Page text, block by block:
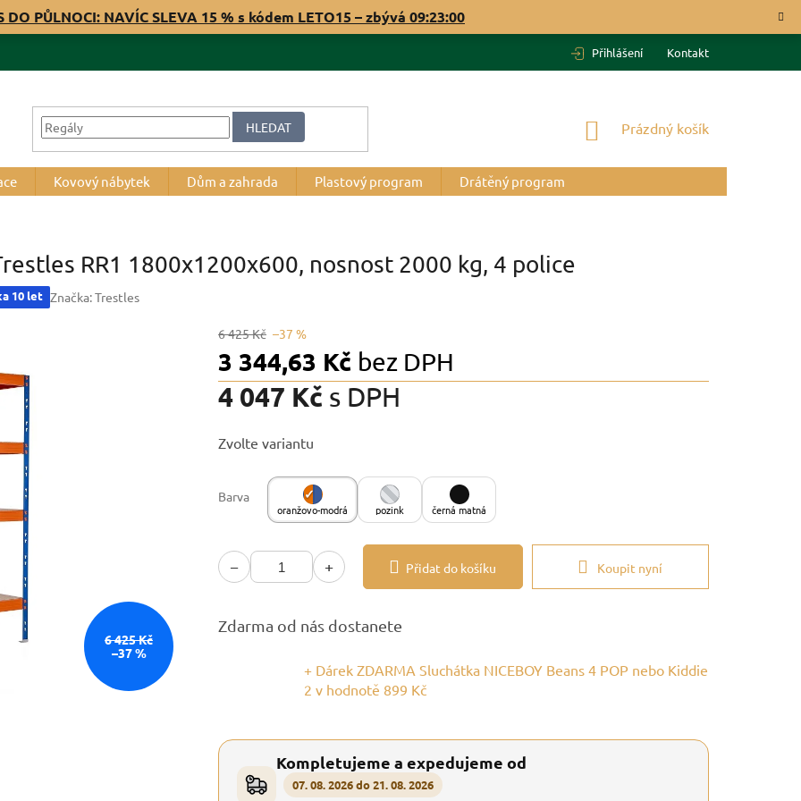
DO PŮLNOCI: NAVÍC SLEVA 15 % s kódem LETO15 – zbývá 09:22:59
Přihlášení Kontakt
HLEDAT
NÁKUPNÍ
Prázdný košík
Kovový nábytek Dům a zahrada Plastový program Drátěný program
RR1 1800x1200x600, nosnost 2000 kg, 4 police
10 let Značka:Trestles
6 425 Kč
–37 %
6 425 Kč –37 %
3 344,63 Kč bez DPH
4 047 Kč s DPH
cena:
Zvolte variantu
Barva
oranžovo-modrá pozink černá matná
− + Přidat do košíku Koupit nyní
Zdarma od nás dostanete
+ Dárek ZDARMA Sluchátka NICEBOY Beans 4 POP nebo Kiddie
2 v hodnotě 899 Kč
Kompletujeme a expedujeme od
07. 08. 2026 do 21. 08. 2026